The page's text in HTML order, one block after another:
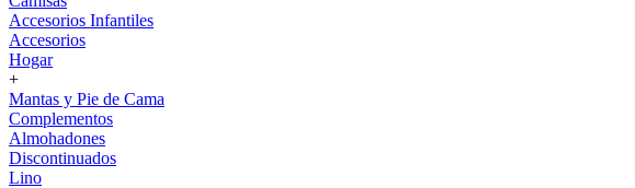
Accesorios Infantiles
Accesorios
Hogar
+
Mantas y Pie de Cama
Complementos
Almohadones
Discontinuados
Lino